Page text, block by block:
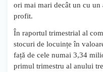
ori mai mari decât un cu un
profit.
În raportul trimestrial al
stocuri de locuințe în
față de cele numai 3,34
primul trimestru al anului